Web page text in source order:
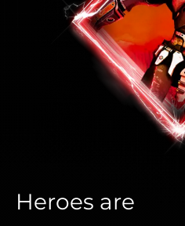
Heroes are